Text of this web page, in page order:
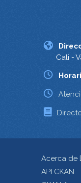
Cali -
Acerca de
API CKAN